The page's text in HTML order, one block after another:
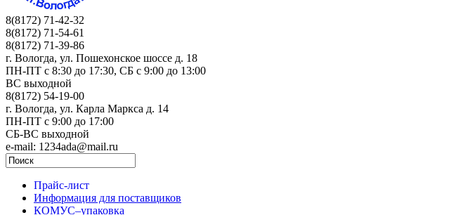
8(8172) 71-42-32
8(8172) 71-54-61
8(8172) 71-39-86
г. Вологда, ул. Пошехонское шоссе д. 18
ПН-ПТ c 8:30 до 17:30, СБ с 9:00 до 13:00
ВС выходной
8(8172) 54-19-00
г. Вологда, ул. Карла Маркса д. 14
ПН-ПТ c 9:00 до 17:00
СБ-ВС выходной
e-mail: 1234ada@mail.ru
Прайс-лист
Информация для поставщиков
КОМУС–упаковка